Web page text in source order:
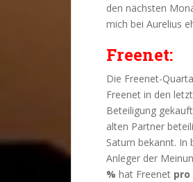
den nächsten
mich bei Aurelius
Freenet:
Die Freenet-
Freenet in den
Beteiligung
alten Partner
Saturn bekannt. In
Anleger der
% hat Freenet pro